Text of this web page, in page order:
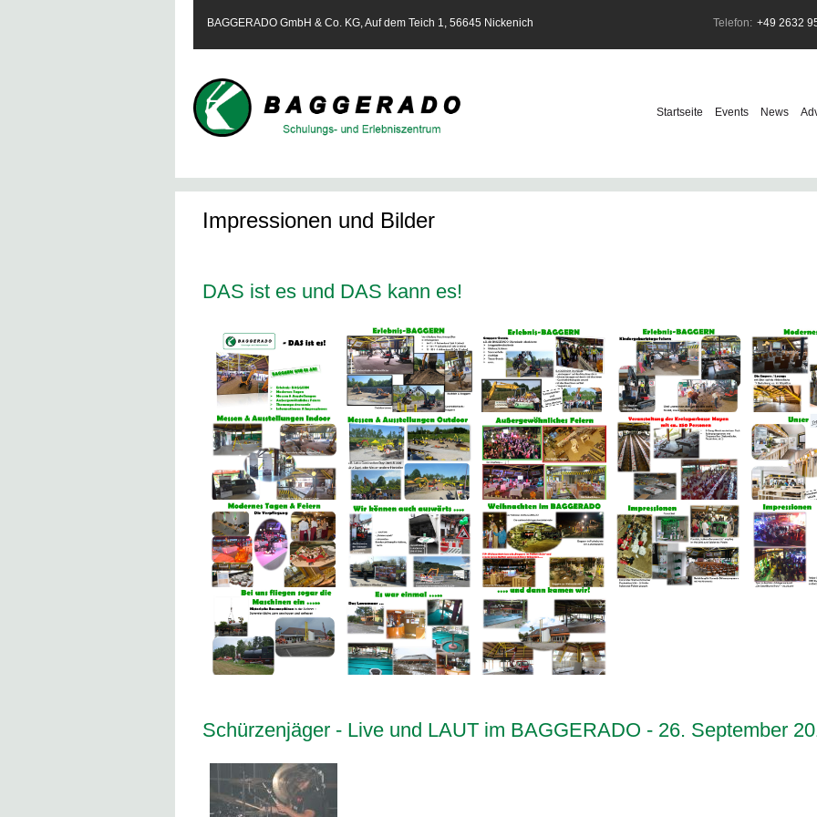
BAGGERADO GmbH & Co. KG, Auf dem Teich 1, 56645 Nickenich Telefon: +49 2632
Startseite
Events News
Impressionen und Bilder
DAS ist es und DAS kann es!
Schürzenjäger - Live und LAUT im BAGGERADO - 26. September